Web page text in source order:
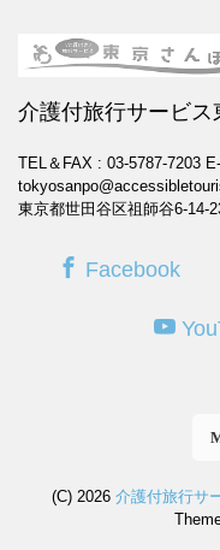
介護付旅行サービ
TEL＆FAX : 03-5787-7203
東京都世田谷区祖師谷6-14-
Facebook
(C) 2026 介護付旅行サ